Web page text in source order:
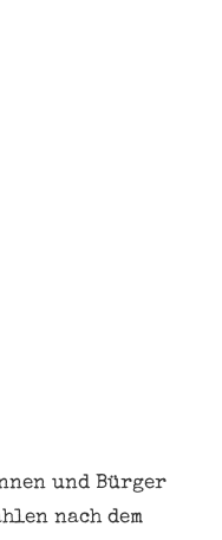
und Bürger
nach dem